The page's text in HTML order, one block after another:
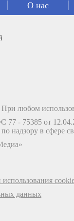
О нас
любом
- 75385 от
надзору в сфере
данных